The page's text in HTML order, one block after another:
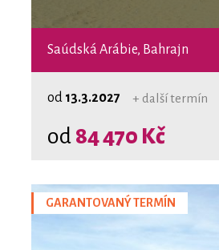
Saúdská Arábie, Bahrajn
od 13.3.2027 + další termín
od 84 470 Kč
GARANTOVANÝ TERMÍN